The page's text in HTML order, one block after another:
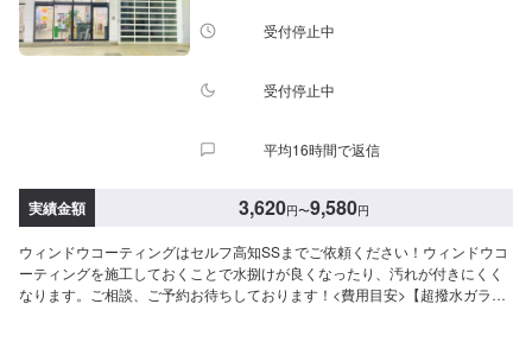
受付停止中
受付停止中
平均16時間で返信
実績金額 3,620円〜9,580円
ウィンドウコーティングはセルフ高知SSまでご依頼ください！ウィンドウコ
ーティングを施工しておくことで水捌けが良くなったり、汚れが付きにくく
なります。ご相談、ご予約お待ちしております！<費用目安>【超撥水ガラス